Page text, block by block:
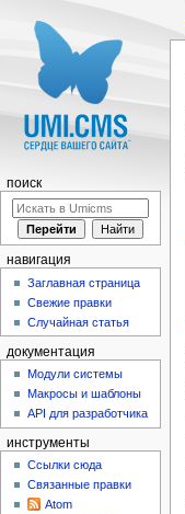
поиск
навигация
Заглавная страница
Свежие правки
Случайная статья
документация
Модули системы
Макросы и шаблоны
API для разработчика
инструменты
Ссылки сюда
Связанные правки
Atom